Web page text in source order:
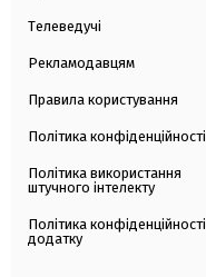
Телеведучі
Рекламодавцям
Правила користування
Політика конфіденційності
Політика використання
штучного інтелекту
Політика конфіденційності
додатку